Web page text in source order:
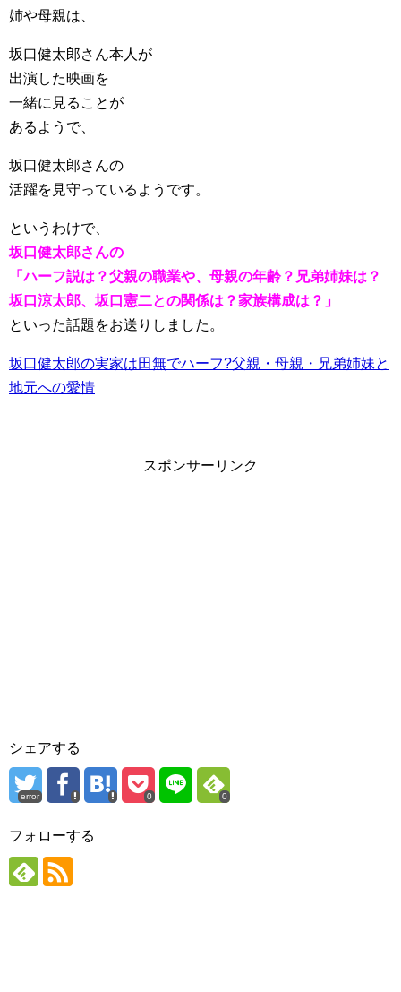
姉や母親は、
坂口健太郎さん本人が
出演した映画を
一緒に見ることが
あるようで、
坂口健太郎さんの
活躍を見守っているようです。
というわけで、
坂口健太郎さんの
「ハーフ説は？父親の職業や、母親の年齢？兄弟姉妹は？
坂口涼太郎、坂口憲二との関係は？家族構成は？」
といった話題をお送りしました。
坂口健太郎の実家は田無でハーフ?父親・母親・兄弟姉妹と
地元への愛情
スポンサーリンク
シェアする
error 0 0
フォローする